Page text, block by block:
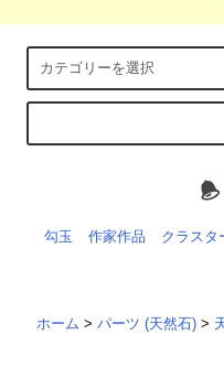
勾玉 作家作品 クラスタ
ホーム >パーツ (天然石) >